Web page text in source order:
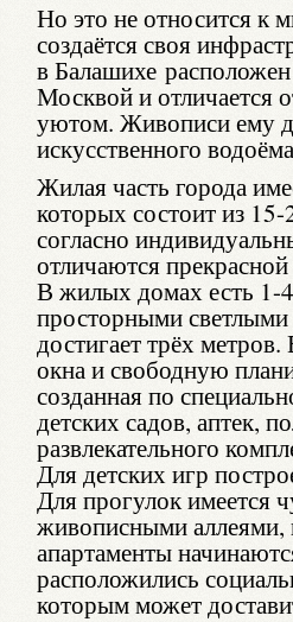
Но это не относится к
создаётся своя
в Балашихе
Москвой и отличается
уютом. Живописи ему
искусственного
Жилая часть города
которых состоит из
согласно
отличаются
В жилых домах есть 1-
просторными
достигает трёх
окна и свободную
созданная по
детских садов, аптек,
развлекательного
Для детских игр
Для прогулок имеется
живописными
апартаменты
расположились
которым может